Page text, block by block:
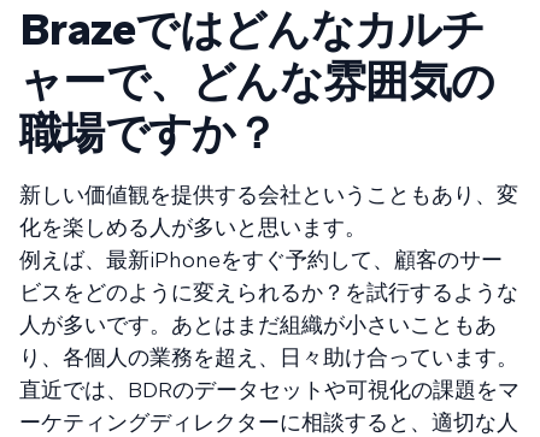
Brazeではどんなカルチ
ャーで、どんな雰囲気の
職場ですか？
新しい価値観を提供する会社ということもあり、変
化を楽しめる人が多いと思います。
例えば、最新iPhoneをすぐ予約して、顧客のサー
ビスをどのように変えられるか？を試行するような
人が多いです。あとはまだ組織が小さいこともあ
り、各個人の業務を超え、日々助け合っています。
直近では、BDRのデータセットや可視化の課題をマ
ーケティングディレクターに相談すると、適切な人